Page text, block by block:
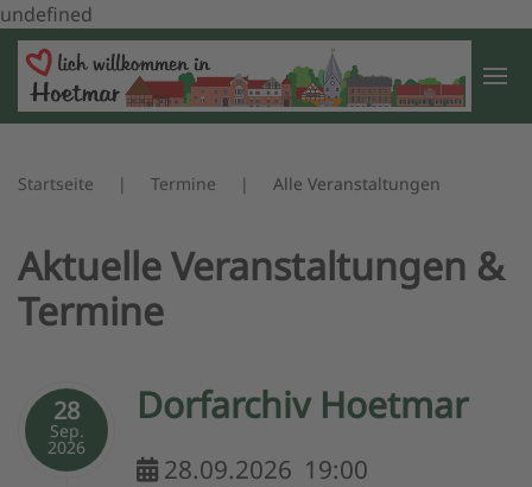
undefined
Zum Hauptinhalt springen
Startseite Termine Alle Veranstaltungen
Aktuelle Veranstaltungen &
Termine
28
Sep.
2026
Dorfarchiv Hoetmar
28.09.2026 19:00